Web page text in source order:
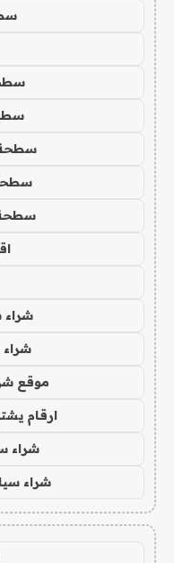
شراء
موقع
ارقام
شراء
شراء